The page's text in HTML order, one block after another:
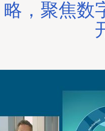
略，聚焦数